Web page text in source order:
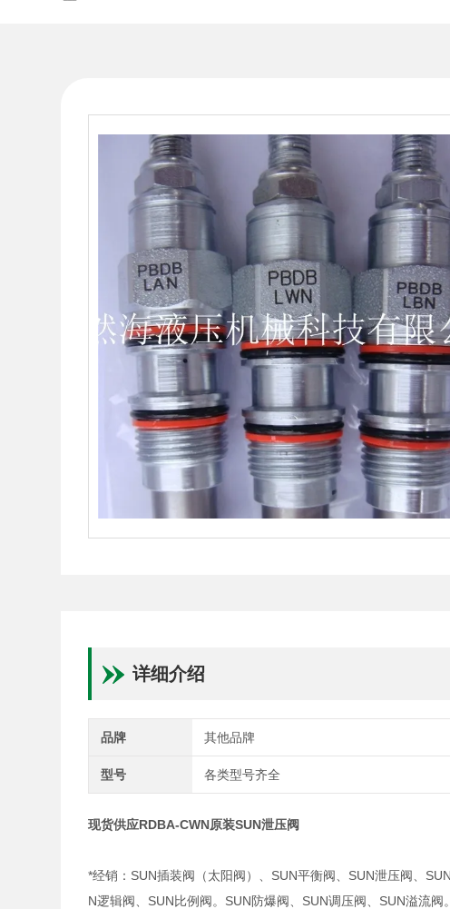
详细介绍
品牌 其他品牌
型号 各类型号齐全
现货供应RDBA-CWN原装SUN泄压阀
*经销：SUN插装阀（太阳阀）、SUN平衡阀、SUN泄压阀、
N逻辑阀、SUN比例阀。SUN防爆阀、SUN调压阀、SUN溢流阀